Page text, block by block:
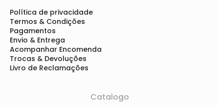
Política de privacidade
Termos & Condições
Pagamentos
Envio & Entrega
Acompanhar Encomenda
Trocas & Devoluções
Livro de Reclamações
Catalogo